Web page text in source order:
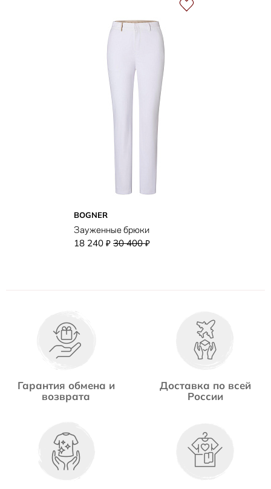
BOGNER
Зауженные брюки
18 240 ₽ 30 400₽
Гарантия обмена и
возврата
Доставка по всей
России